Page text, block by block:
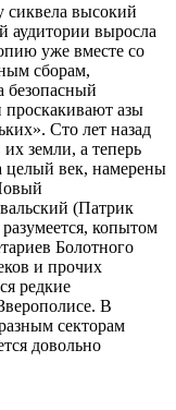
сиквела высокий
аудитории выросла
уже вместе со
сборам,
безопасный
проскакивают азы
Сто лет назад
земли, а теперь
целый век, намерены
(Патрик
копытом
Болотного
и прочих
редкие
В
секторам
довольно